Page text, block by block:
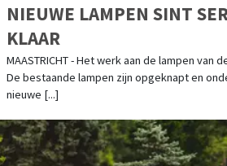
NIEUWE LAMPEN SINT
KLAAR
MAASTRICHT - Het werk aan de lampen van
De bestaande lampen zijn opgeknapt en
nieuwe [...]